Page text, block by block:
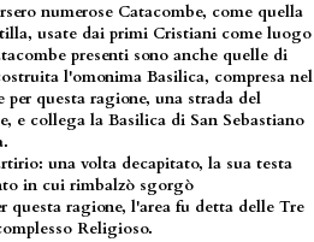
numerose Catacombe, come quella
usate dai primi Cristiani come luogo
presenti sono anche quelle di
l'omonima Basilica, compresa nel
questa ragione, una strada del
e collega la Basilica di San Sebastiano
una volta decapitato, la sua testa
in cui rimbalzò sgorgò
questa ragione, l'area fu detta delle Tre
Religioso.